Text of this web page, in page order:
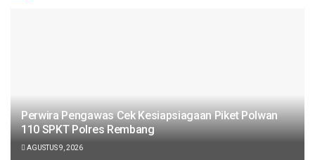
Perwira Pengawas Cek Kesiapsiagaan Piket Polwan
110 SPKT Polres Rembang
AGUSTUS 9, 2026